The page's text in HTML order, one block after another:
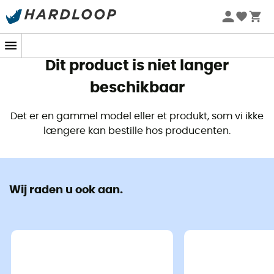
Zomeraanbiedingen 🔥 -5% EXTRA vanaf 2 producten* met
Dit product is niet langer
beschikbaar
Det er en gammel model eller et produkt, som vi ikke
længere kan bestille hos producenten.
Wij raden u ook aan.